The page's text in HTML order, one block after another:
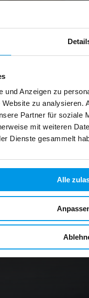
und Anzeigen zu
zu analysieren.
Partner für soziale
mit weiteren
Dienste gesammelt
Alle